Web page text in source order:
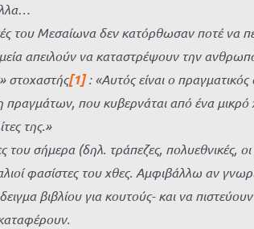
του Μεσαίωνα δεν κατόρθωσαν ποτέ να
απειλούν να καταστρέψουν την
στοχαστής[1]: «Αυτός είναι ο
πραγμάτων, που κυβερνάται από ένα
της.»
σήμερα (δηλ. τράπεζες, πολυεθνικές, οι
φασίστες του χθες. Αμφιβάλλω αν
βιβλίου για κουτούς- και να